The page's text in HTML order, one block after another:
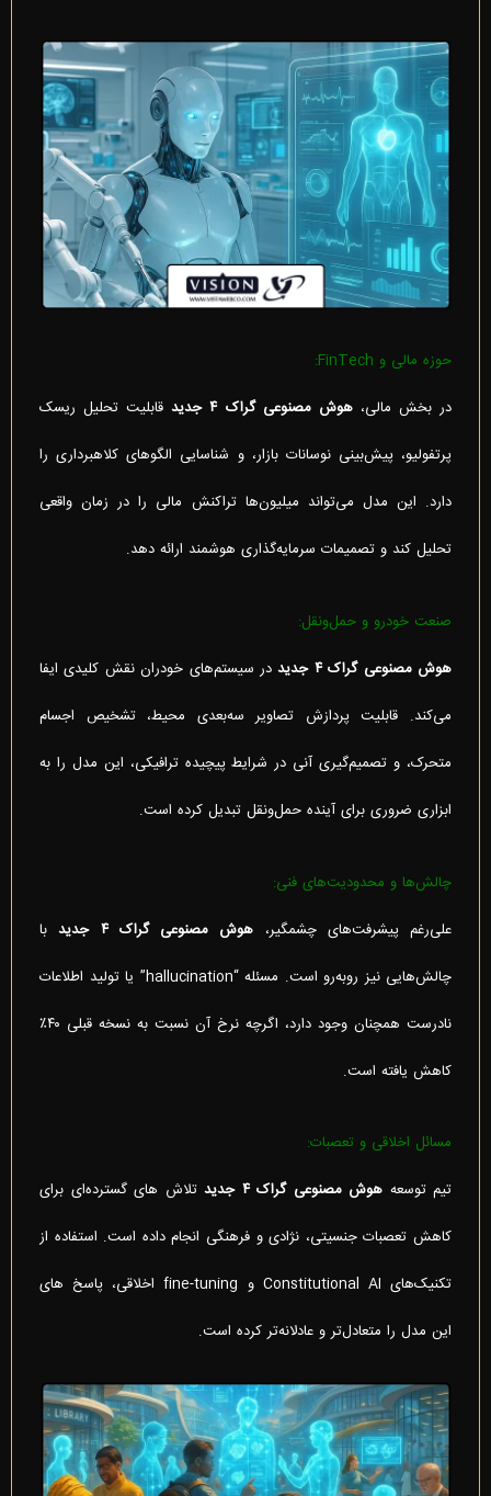
حوزه مالی و FinTech:
در بخش مالی،هوش مصنوعی گراک ۴ جدید
قابلیت تحلیل ریسک
پرتفولیو، پیش‌بینی نوسانات بازار، و شناسایی الگوهای کلاهبرداری را
دارد. این مدل می‌تواند میلیون‌ها تراکنش مالی را در زمان واقعی
تحلیل کند و تصمیمات سرمایه‌گذاری هوشمند ارائه دهد.
صنعت خودرو و حمل‌ونقل:
هوش مصنوعی گراک ۴ جدید
در سیستم‌های خودران نقش کلیدی ایفا
می‌کند. قابلیت پردازش تصاویر سه‌بعدی محیط، تشخیص اجسام
متحرک، و تصمیم‌گیری آنی در شرایط پیچیده ترافیکی، این مدل را به
ابزاری ضروری برای آینده حمل‌ونقل تبدیل کرده است.
چالش‌ها و محدودیت‌های فنی:
علی‌رغم پیشرفت‌های چشمگیر، هوش مصنوعی گراک ۴ جدید
با
چالش‌هایی نیز روبه‌رو است. مسئله “hallucination” یا تولید اطلاعات
نادرست همچنان وجود دارد، اگرچه نرخ آن نسبت به نسخه قبلی ۴۰٪
کاهش یافته است.
مسائل اخلاقی و تعصبات:
تیم توسعه هوش مصنوعی گراک ۴ جدید
تلاش‌ های گسترده‌ای برای
کاهش تعصبات جنسیتی، نژادی و فرهنگی انجام داده است. استفاده از
تکنیک‌های Constitutional AI و fine-tuning اخلاقی، پاسخ‌ های
این مدل را متعادل‌تر و عادلانه‌تر کرده است.